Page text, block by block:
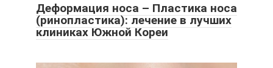
Деформация носа – Пластика носа
(ринопластика): лечение в лучших
клиниках Южной Кореи